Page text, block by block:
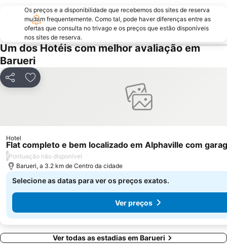
São Silvestre International Race
Vale do Anhangabaú
Belenzinho
Mercado Municipal
Book Biennal of São Paulo
Jardim Botânico de São Paulo
Centro Histórico Embú das Artes
Formula 1 Brazilian Grand Prix
Museu Paulista da USP
Museu do Futebol
Estação Sé
Teatro Abril
Bosque Maia
Os preços e a disponibilidade que recebemos dos sites de reserva
mudam frequentemente. Como tal, pode haver diferenças entre as
ofertas que consulta no trivago e os preços que estão disponíveis
nos sites de reserva.
Um dos Hotéis com melhor avaliação em
Barueri
PartilharAdicionar aos favoritos
Hotel
Flat completo e bem localizado em Alphaville com
/Pontuação não disponível
Barueri, a 3.2 km de Centro da cidade
Selecione as datas para ver os preços exatos.
Ver preços
Ver todas as estadias em Barueri